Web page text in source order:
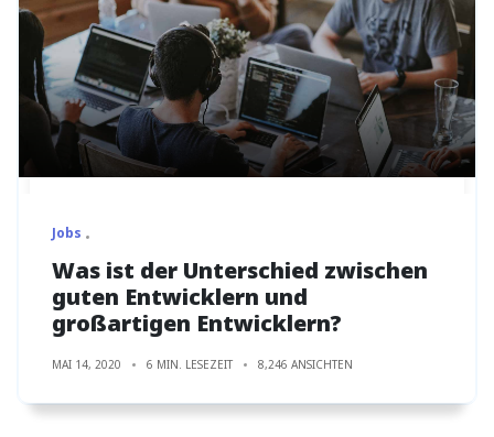
Jobs
Was ist der Unterschied zwischen
guten Entwicklern und
großartigen Entwicklern?
MAI 14, 2020 6 MIN. LESEZEIT 8,246 ANSICHTEN